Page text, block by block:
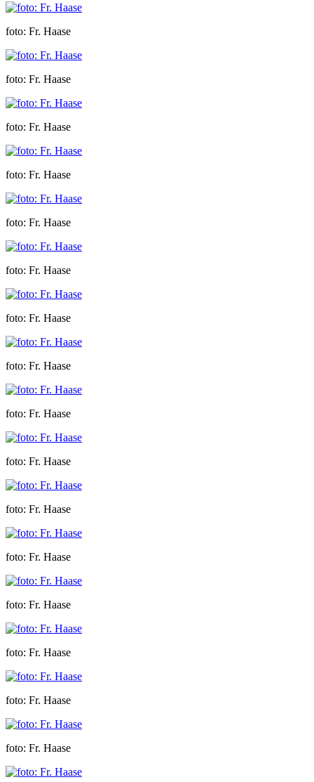
foto: Fr. Haase
foto: Fr. Haase
foto: Fr. Haase
foto: Fr. Haase
foto: Fr. Haase
foto: Fr. Haase
foto: Fr. Haase
foto: Fr. Haase
foto: Fr. Haase
foto: Fr. Haase
foto: Fr. Haase
foto: Fr. Haase
foto: Fr. Haase
foto: Fr. Haase
foto: Fr. Haase
foto: Fr. Haase